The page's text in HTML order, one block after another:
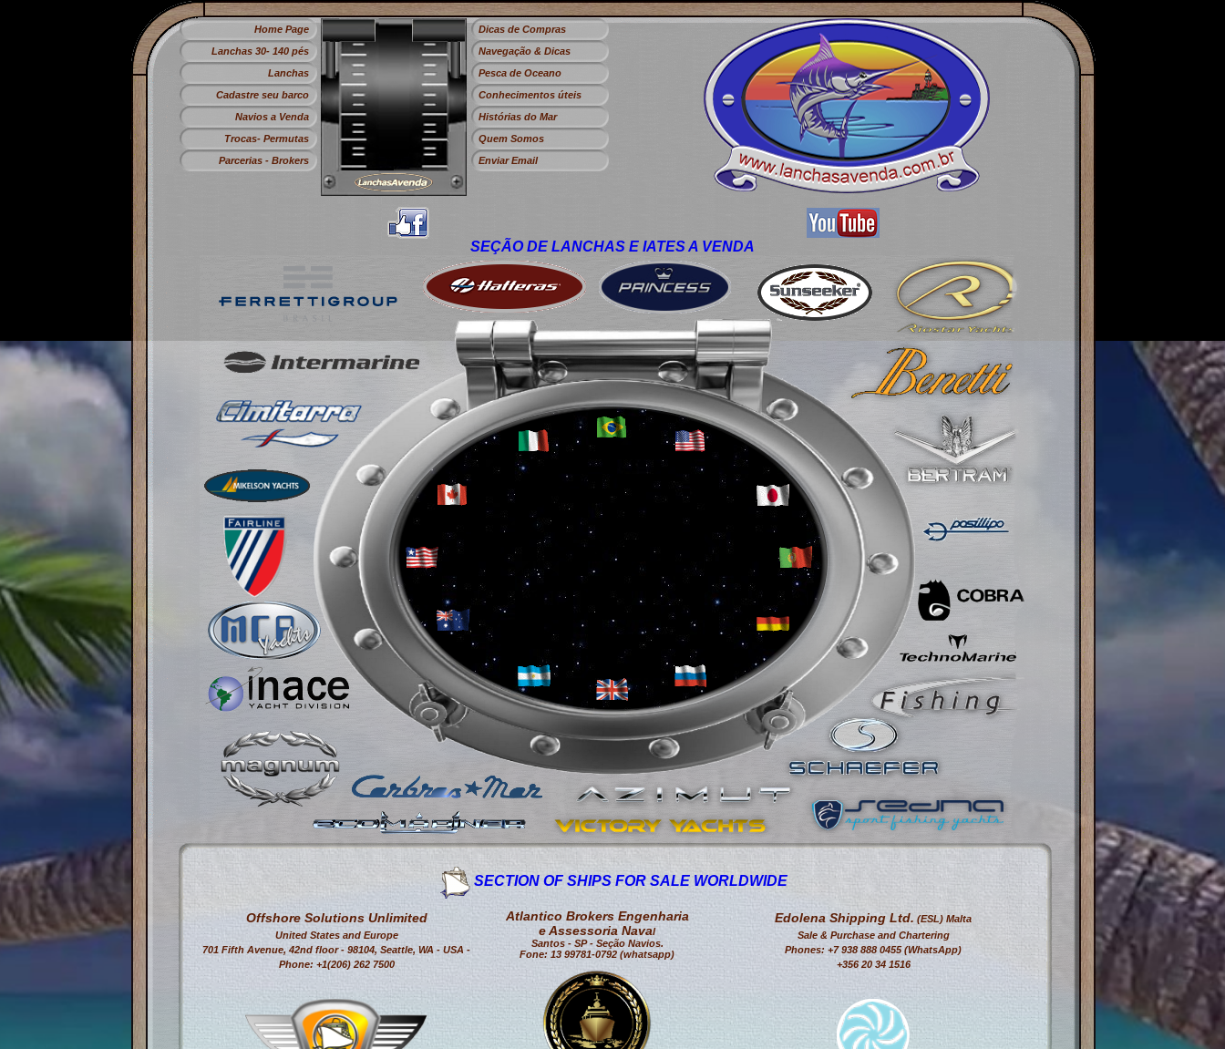
Home Page
Lanchas 30- 140 pés
Lanchas
Cadastre seu barco
Navios a Venda
Trocas- Permutas
Parcerias - Brokers
Dicas de Compras
Navegação & Dicas
Pesca de Oceano
Conhecimentos úteis
Histórias do Mar
Quem Somos
Enviar Email
SEÇÃO DE LANCHAS E IATES A VENDA
SECTION OF SHIPS FOR SALE WORLDWIDE
Offshore Solutions Unlimited
United States and Europe
701 Fifth Avenue, 42nd floor - 98104, Seattle, WA - USA -
Phone: +1(206) 262 7500
Atlantico Brokers Engenharia
e Assessoria Naval
Santos - SP - Seção Navios.
Fone: 13 99781-0792 (whatsapp)
Edolena Shipping Ltd. (ESL) Malta
Sale & Purchase and Chartering
Phones: +7 938 888 0455 (WhatsApp)
+356 20 34 1516